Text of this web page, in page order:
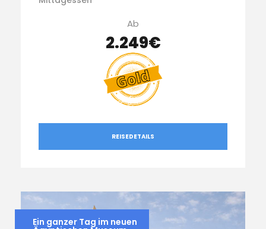
Ab
2.249€
REISEDETAILS
Ein ganzer Tag im neuen